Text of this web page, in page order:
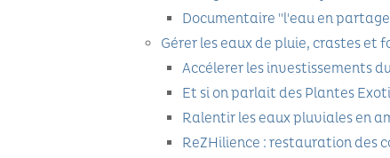
Documentaire "l'eau en
Gérer les eaux de pluie, crastes et
Accélerer les investissements
Et si on parlait des Plantes
Ralentir les eaux pluviales en
ReZHilience : restauration des